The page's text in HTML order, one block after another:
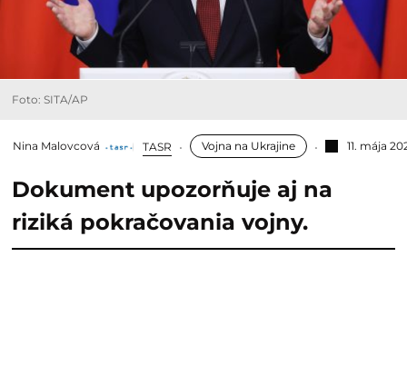
Foto: SITA/AP
Nina Malovcová TASR Vojna na Ukrajine 11. mája
Dokument upozorňuje aj na
riziká pokračovania vojny.